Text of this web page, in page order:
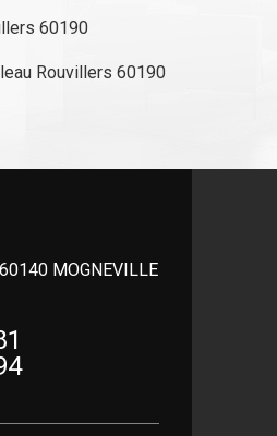
60190
Rouvillers 60190
MOGNEVILLE